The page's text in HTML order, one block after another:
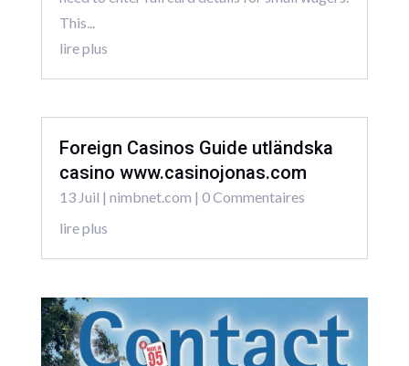
This...
lire plus
Foreign Casinos Guide utländska
casino www.casinojonas.com
13 Juil | nimbnet.com | 0 Commentaires
lire plus